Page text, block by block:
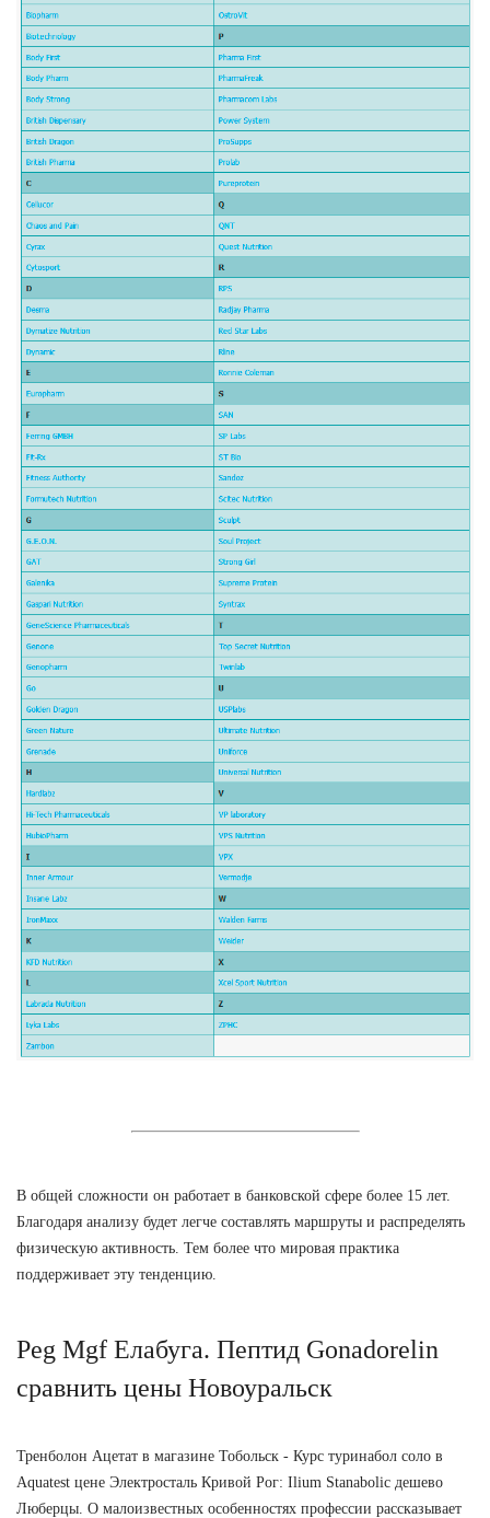
В общей сложности он работает в банковской сфере более 15 лет.
Благодаря анализу будет легче составлять маршруты и распределять
физическую активность. Тем более что мировая практика
поддерживает эту тенденцию.
Peg Mgf Елабуга. Пептид Gonadorelin
сравнить цены Новоуральск
Тренболон Ацетат в магазине Тобольск - Курс туринабол соло в
Aquatest цене Электросталь Кривой Рог: Ilium Stanabolic дешево
Люберцы. О малоизвестных особенностях профессии рассказывает